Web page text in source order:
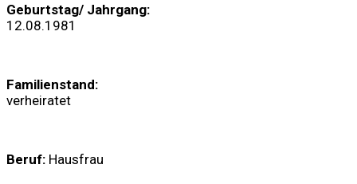
Geburtstag/ Jahrgang:
12.08.1981
Familienstand:
verheiratet
Beruf: Hausfrau